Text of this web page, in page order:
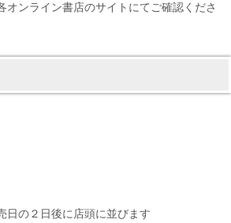
ンライン書店のサイトにてご確認くださ
日の２日後に店頭に並びます